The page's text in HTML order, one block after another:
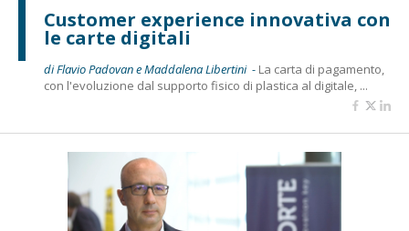
Customer experience innovativa con
le carte digitali
di Flavio Padovan e Maddalena Libertini - La carta di pagamento,
con l'evoluzione dal supporto fisico di plastica al digitale, ...